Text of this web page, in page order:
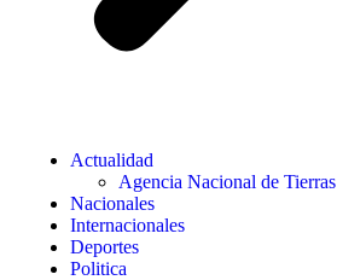
Actualidad
Agencia Nacional de Tierras
Nacionales
Internacionales
Deportes
Politica